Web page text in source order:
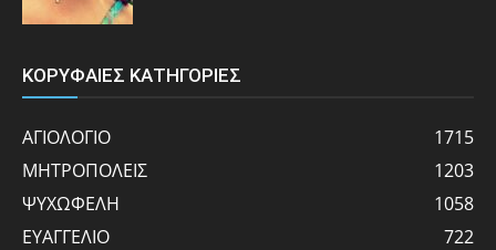
ΚΟΡΥΦΑΙΕΣ ΚΑΤΗΓΟΡΙΕΣ
ΑΓΙΟΛΟΓΙΟ
1715
ΜΗΤΡΟΠΟΛΕΙΣ
1203
ΨΥΧΩΦΕΛΗ
1058
ΕΥΑΓΓΕΛΙΟ
722